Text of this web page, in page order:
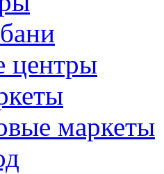
центры
маркеты